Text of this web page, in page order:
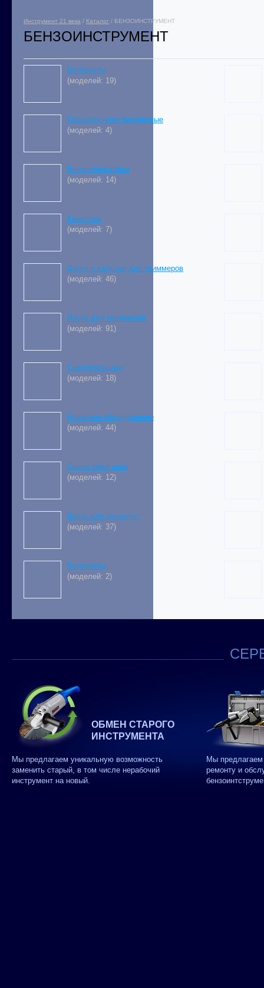
Инструмент 21 века / Каталог / БЕНЗОИНСТРУМЕНТ
БЕНЗОИНСТРУМЕНТ
Бензобуры
(моделей: 19)
Газонокосилки бензиновые
(моделей: 4)
Бензогенераторы
(моделей: 14)
Канистры
(моделей: 7)
Диски и катушки для триммеров
(моделей: 46)
Леска для триммеров
(моделей: 91)
Снегоуборщики
(моделей: 18)
Навесное оборудование
(моделей: 44)
Свечи зажигания
(моделей: 12)
Шины для бензопил
(моделей: 37)
Бензорезы
(моделей: 2)
ОБМЕН СТАРОГО
ИНСТРУМЕНТА
Мы предлагаем уникальную возможность
заменить старый, в том числе нерабочий
инструмент на новый.
Мы
ремонту и